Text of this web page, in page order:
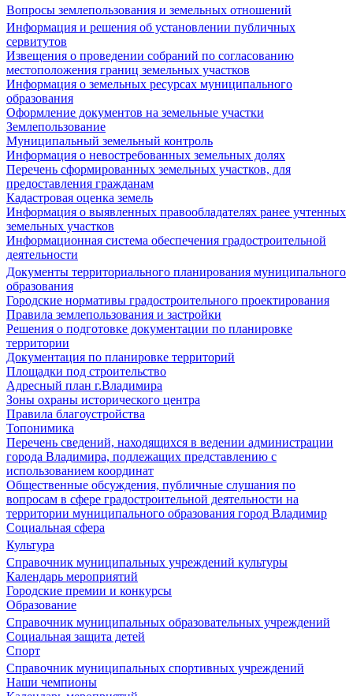
Вопросы землепользования и земельных отношений
Информация и решения об установлении публичных
сервитутов
Извещения о проведении собраний по согласованию
местоположения границ земельных участков
Информация о земельных ресурсах муниципального
образования
Оформление документов на земельные участки
Землепользование
Муниципальный земельный контроль
Информация о невостребованных земельных долях
Перечень сформированных земельных участков, для
предоставления гражданам
Кадастровая оценка земель
Информация о выявленных правообладателях ранее учтенных
земельных участков
Информационная система обеспечения градостроительной
деятельности
Документы территориального планирования муниципального
образования
Городские нормативы градостроительного проектирования
Правила землепользования и застройки
Решения о подготовке документации по планировке
территории
Документация по планировке территорий
Площадки под строительство
Адресный план г.Владимира
Зоны охраны исторического центра
Правила благоустройства
Топонимика
Перечень сведений, находящихся в ведении администрации
города Владимира, подлежащих представлению с
использованием координат
Общественные обсуждения, публичные слушания по
вопросам в сфере градостроительной деятельности на
территории муниципального образования город Владимир
Социальная сфера
Культура
Справочник муниципальных учреждений культуры
Календарь мероприятий
Городские премии и конкурсы
Образование
Справочник муниципальных образовательных учреждений
Социальная защита детей
Спорт
Справочник муниципальных спортивных учреждений
Наши чемпионы